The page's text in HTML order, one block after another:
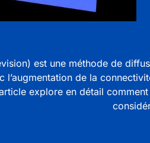
) est une méthode de
l’augmentation de la
explore en détail